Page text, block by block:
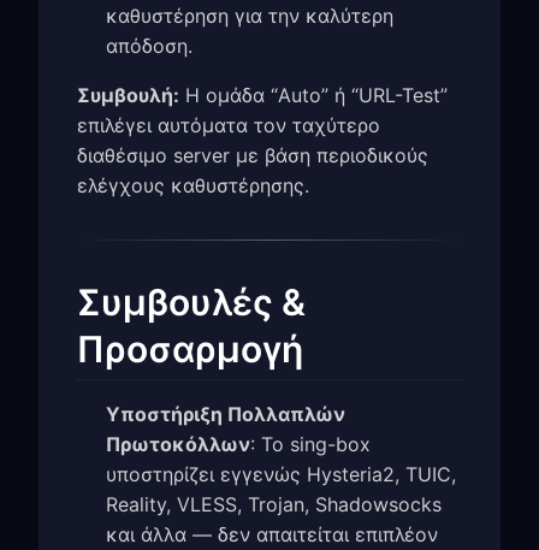
καθυστέρηση για την καλύτερη
απόδοση.
Συμβουλή: Η ομάδα “Auto” ή “URL-Test”
επιλέγει αυτόματα τον ταχύτερο
διαθέσιμο server με βάση περιοδικούς
ελέγχους καθυστέρησης.
Συμβουλές &
Προσαρμογή
Υποστήριξη Πολλαπλών
Πρωτοκόλλων: Το sing-box
υποστηρίζει εγγενώς Hysteria2, TUIC,
Reality, VLESS, Trojan, Shadowsocks
και άλλα — δεν απαιτείται επιπλέον